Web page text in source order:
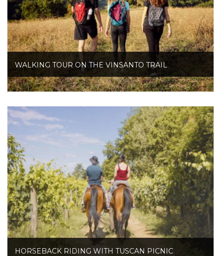
WALKING TOUR ON THE VINSANTO TRAIL
HORSEBACK RIDING WITH TUSCAN PICNIC